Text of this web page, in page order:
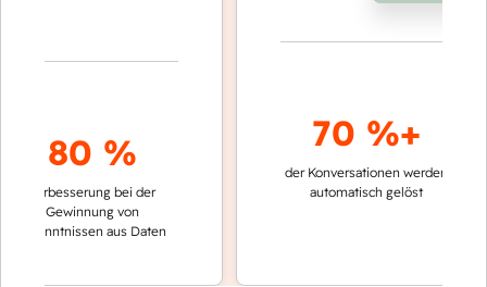
80 %
Verbesserung bei der
Gewinnung von
aus Daten
70 %+
der Konversationen werden
automatisch gelöst